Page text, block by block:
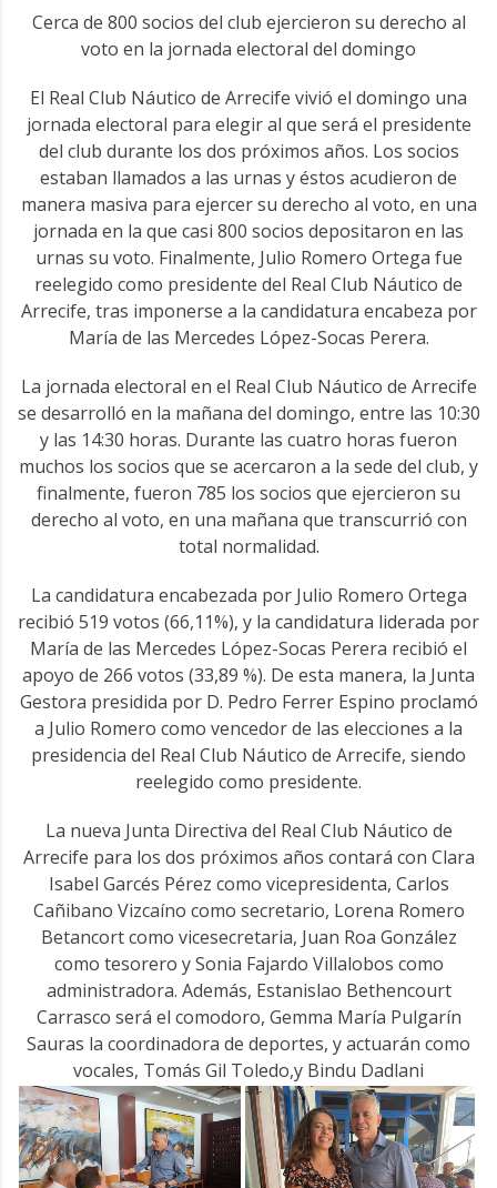
Cerca de 800 socios del club ejercieron su derecho al
voto en la jornada electoral del domingo
El Real Club Náutico de Arrecife vivió el domingo una
jornada electoral para elegir al que será el presidente
del club durante los dos próximos años. Los socios
estaban llamados a las urnas y éstos acudieron de
manera masiva para ejercer su derecho al voto, en una
jornada en la que casi 800 socios depositaron en las
urnas su voto. Finalmente, Julio Romero Ortega fue
reelegido como presidente del Real Club Náutico de
Arrecife, tras imponerse a la candidatura encabeza por
María de las Mercedes López-Socas Perera.
La jornada electoral en el Real Club Náutico de Arrecife
se desarrolló en la mañana del domingo, entre las 10:30
y las 14:30 horas. Durante las cuatro horas fueron
muchos los socios que se acercaron a la sede del club, y
finalmente, fueron 785 los socios que ejercieron su
derecho al voto, en una mañana que transcurrió con
total normalidad.
La candidatura encabezada por Julio Romero Ortega
recibió 519 votos (66,11%), y la candidatura liderada por
María de las Mercedes López-Socas Perera recibió el
apoyo de 266 votos (33,89 %). De esta manera, la Junta
Gestora presidida por D. Pedro Ferrer Espino proclamó
a Julio Romero como vencedor de las elecciones a la
presidencia del Real Club Náutico de Arrecife, siendo
reelegido como presidente.
La nueva Junta Directiva del Real Club Náutico de
Arrecife para los dos próximos años contará con Clara
Isabel Garcés Pérez como vicepresidenta, Carlos
Cañibano Vizcaíno como secretario, Lorena Romero
Betancort como vicesecretaria, Juan Roa González
como tesorero y Sonia Fajardo Villalobos como
administradora. Además, Estanislao Bethencourt
Carrasco será el comodoro, Gemma María Pulgarín
Sauras la coordinadora de deportes, y actuarán como
vocales, Tomás Gil Toledo,y Bindu Dadlani